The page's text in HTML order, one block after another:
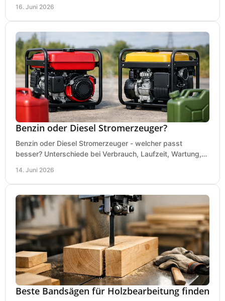
16. Juni 2026
Benzin oder Diesel Stromerzeuger?
Benzin oder Diesel Stromerzeuger - welcher passt
besser? Unterschiede bei Verbrauch, Laufzeit, Wartung,
14. Juni 2026
Beste Bandsägen für Holzbearbeitung finden